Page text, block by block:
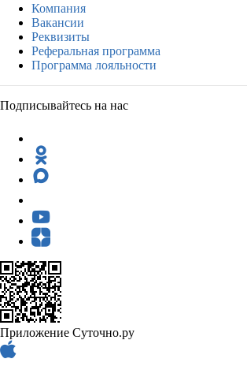
Компания
Вакансии
Реквизиты
Реферальная программа
Программа лояльности
Подписывайтесь на нас
Приложение Суточно.ру